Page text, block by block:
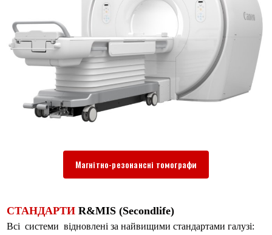
Магнітно-резонансні томографи
СТАНДАРТИ R&MIS (Secondlife)
Всі системи відновлені за найвищими стандартами галузі: